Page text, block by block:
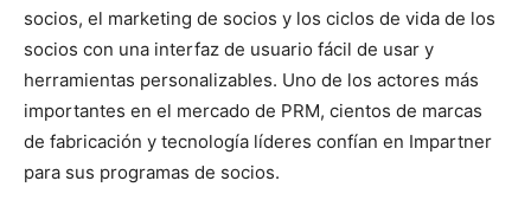
socios, el marketing de socios y los ciclos de vida de los
socios con una interfaz de usuario fácil de usar y
herramientas personalizables. Uno de los actores más
importantes en el mercado de PRM, cientos de marcas
de fabricación y tecnología líderes confían en Impartner
para sus programas de socios.